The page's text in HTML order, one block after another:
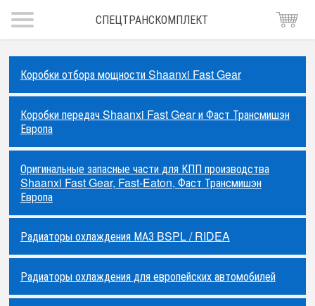
СПЕЦТРАНСКОМПЛЕКТ
Коробки отбора мощности Shaanxi Fast Gear
Коробки передач Shaanxi Fast Gear и Фаст Трансмишэн
Европа
Оригинальные запасные части для КПП производства
Shaanxi Fast Gear, Fast-Eaton, Фаст Трансмишэн
Европа
Радиаторы охлаждения МАЗ BSPL / RIDEA
Радиаторы охлаждения для европейских автомобилей